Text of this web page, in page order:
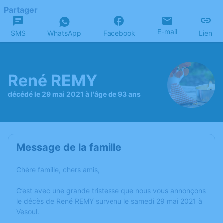
Partager
SMS WhatsApp Facebook E-mail Lien
René REMY
décédé le 29 mai 2021 à l'âge de 93 ans
Message de la famille
Chère famille, chers amis,
C’est avec une grande tristesse que nous vous annonçons
le décès de René REMY survenu le samedi 29 mai 2021 à
Vesoul.